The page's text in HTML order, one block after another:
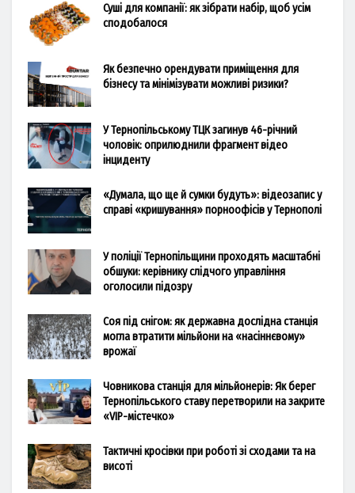
Суші для компанії: як зібрати набір, щоб усім
сподобалося
Як безпечно орендувати приміщення для
бізнесу та мінімізувати можливі ризики?
У Тернопільському ТЦК загинув 46-річний
чоловік: оприлюднили фрагмент відео
інциденту
«Думала, що ще й сумки будуть»: відеозапис у
справі «кришування» порноофісів у Тернополі
У поліції Тернопільщини проходять масштабні
обшуки: керівнику слідчого управління
оголосили підозру
Соя під снігом: як державна дослідна станція
могла втратити мільйони на «насіннєвому»
врожаї
Човникова станція для мільйонерів: Як берег
Тернопільського ставу перетворили на закрите
«VIP-містечко»
Тактичні кросівки при роботі зі сходами та на
висоті